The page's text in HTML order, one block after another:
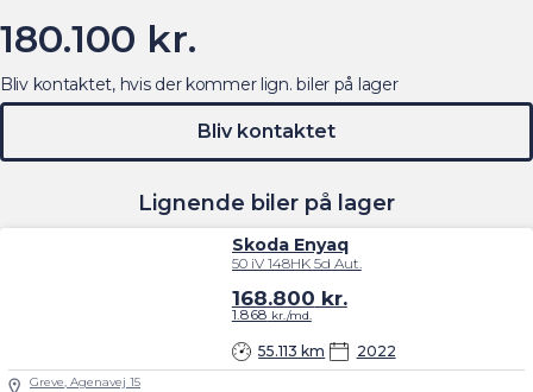
180.100 kr.
Lignende biler på lager
Skoda Enyaq
50 iV 148HK 5d Aut.
55.113 km 2022
168.800 kr.
1.868 kr./md.
Greve, Agenavej 15
Bliv kontaktet, hvis der kommer lign. biler på lager
Bliv kontaktet